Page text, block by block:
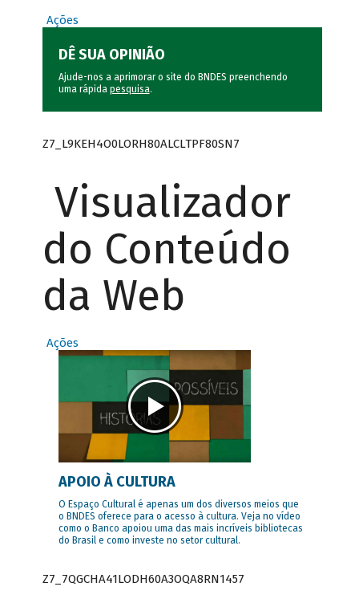
Ações
DÊ SUA OPINIÃO
Ajude-nos a aprimorar o site do BNDES preenchendo
uma rápida pesquisa.
Z7_L9KEH4O0LORH80ALCLTPF80SN7
Visualizador
do Conteúdo
da Web
Ações
APOIO À CULTURA
O Espaço Cultural é apenas um dos diversos meios que
o BNDES oferece para o acesso à cultura. Veja no vídeo
como o Banco apoiou uma das mais incríveis bibliotecas
do Brasil e como investe no setor cultural.
Z7_7QGCHA41LODH60A3OQA8RN1457